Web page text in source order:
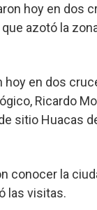
hoy en dos
azotó la
en dos
Ricardo
sitio Huacas
conocer la
las visitas.